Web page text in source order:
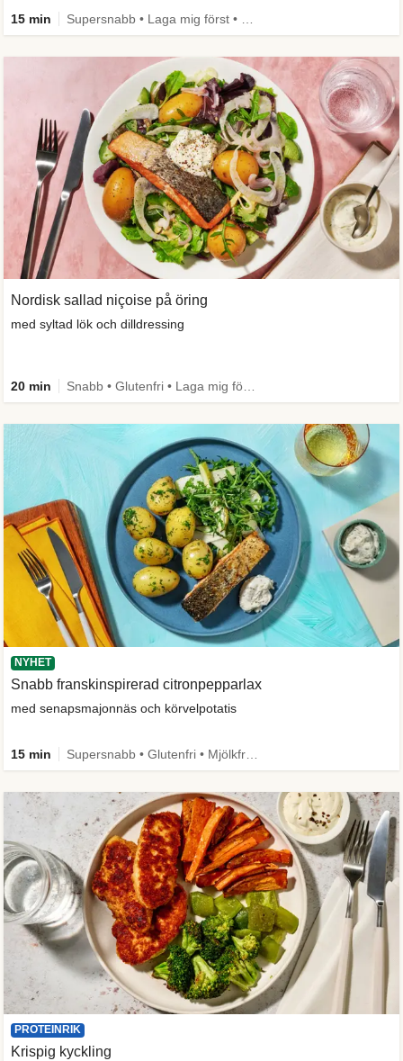
15 min
Nordisk sallad niçoise på öring
med syltad lök och dilldressing
20 min
NYHET
Snabb franskinspirerad citronpepparlax
med senapsmajonnäs och körvelpotatis
15 min
PROTEINRIK
Krispig kyckling